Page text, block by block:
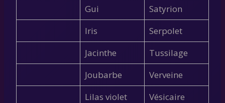
Gui
Satyrion
Iris
Serpolet
Jacinthe
Tussilage
Joubarbe
Verveine
Lilas violet
Vésicaire